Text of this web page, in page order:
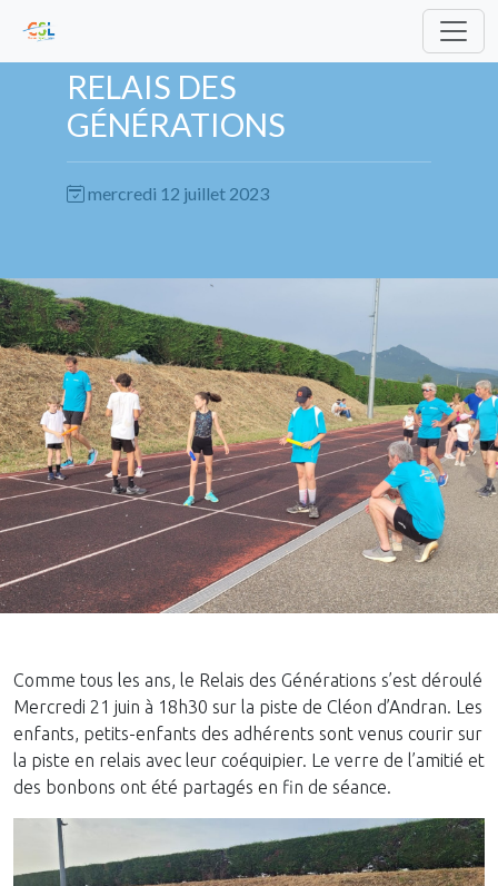
RELAIS DES
GÉNÉRATIONS
mercredi 12 juillet 2023
Comme tous les ans, le Relais des Générations s’est déroulé
Mercredi 21 juin à 18h30 sur la piste de Cléon d’Andran. Les
enfants, petits-enfants des adhérents sont venus courir sur
la piste en relais avec leur coéquipier. Le verre de l’amitié et
des bonbons ont été partagés en fin de séance.